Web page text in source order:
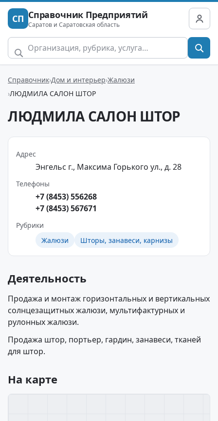
СП Справочник Предприятий
Саратов и Саратовская область
Справочник Дом и интерьер Жалюзи
ЛЮДМИЛА САЛОН ШТОР
ЛЮДМИЛА САЛОН ШТОР
Адрес
Энгельс г., Максима Горького ул., д. 28
Телефоны
+7 (8453) 556268
+7 (8453) 567671
Рубрики
Жалюзи
Шторы, занавеси, карнизы
Деятельность
Продажа и монтаж горизонтальных и вертикальных
солнцезащитных жалюзи, мультифактурных и
рулонных жалюзи.
Продажа штор, портьер, гардин, занавеси, тканей
для штор.
На карте